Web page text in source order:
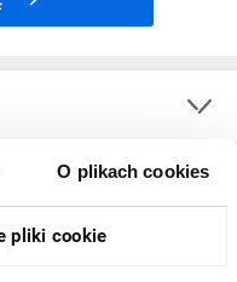
O plikach cookies
pliki cookie